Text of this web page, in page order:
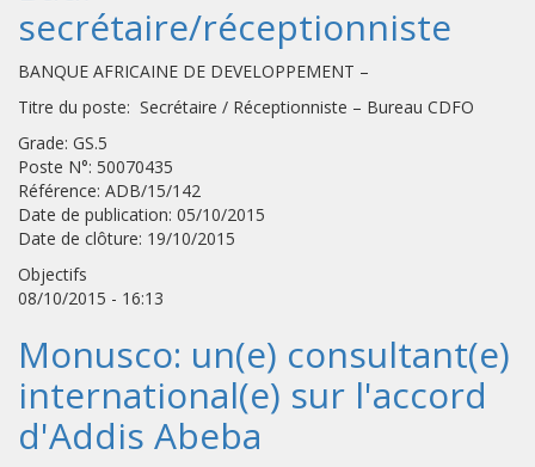
secrétaire/réceptionniste
BANQUE AFRICAINE DE DEVELOPPEMENT –
Titre du poste: Secrétaire / Réceptionniste – Bureau CDFO
Grade: GS.5
Poste N°: 50070435
Référence: ADB/15/142
Date de publication: 05/10/2015
Date de clôture: 19/10/2015
Objectifs
08/10/2015 - 16:13
Monusco: un(e) consultant(e)
international(e) sur l'accord
d'Addis Abeba